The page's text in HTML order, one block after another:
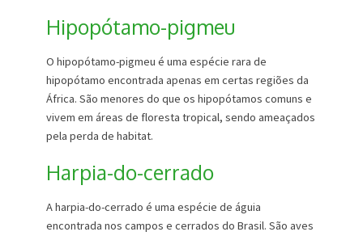
Hipopótamo-pigmeu
O hipopótamo-pigmeu é uma espécie rara de
hipopótamo encontrada apenas em certas regiões da
África. São menores do que os hipopótamos comuns e
vivem em áreas de floresta tropical, sendo ameaçados
pela perda de habitat.
Harpia-do-cerrado
A harpia-do-cerrado é uma espécie de águia
encontrada nos campos e cerrados do Brasil. São aves